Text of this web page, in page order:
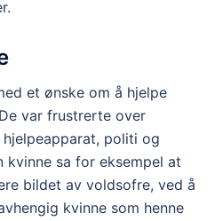
et ønske om å hjelpe
var frustrerte over
politi og
kvinne sa for eksempel at
bildet av voldsofre, ved å
kvinne som henne